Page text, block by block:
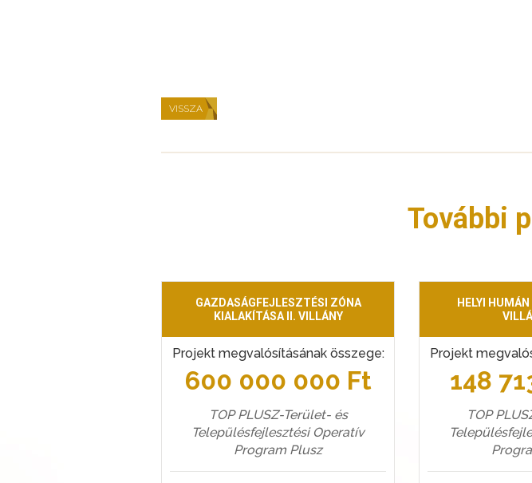
VISSZA
További
GAZDASÁGFEJLESZTÉSI ZÓNA
KIALAKÍTÁSA II. VILLÁNY
Projekt megvalósításának összege:
600 000 000 Ft
TOP PLUSZ-Terület- és
Településfejlesztési Operatív
Program Plusz
HELYI
Projekt
148
TOP